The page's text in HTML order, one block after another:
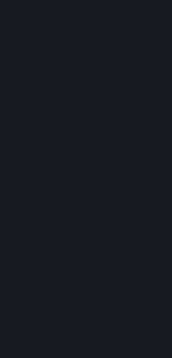
（7） 滥发广告内
（8） 发布灌水、
（9） 操纵或滥用
（10）发布、传播
或许可方不利的或
蒸汽平台上提供的
”）允许您
户生成内容，并允
”）提交至蒸汽
内容，对于某些类
下载。某些情形下